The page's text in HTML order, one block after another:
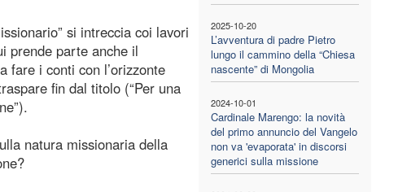
2025-10-20
L’avventura di padre Pietro
lungo il cammino della “Chiesa
nascente” di Mongolia
2024-10-01
Cardinale Marengo: la novità
del primo annuncio del Vangelo
non va 'evaporata' in discorsi
generici sulla missione
si intreccia coi lavori
prende parte anche il
fare i conti con l’orizzonte
fin dal titolo (“Per una
natura missionaria della